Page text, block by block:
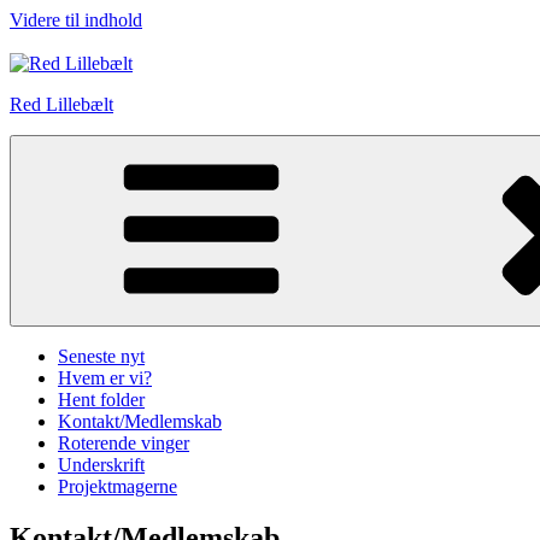
Videre til indhold
Red Lillebælt
Seneste nyt
Hvem er vi?
Hent folder
Kontakt/Medlemskab
Roterende vinger
Underskrift
Projektmagerne